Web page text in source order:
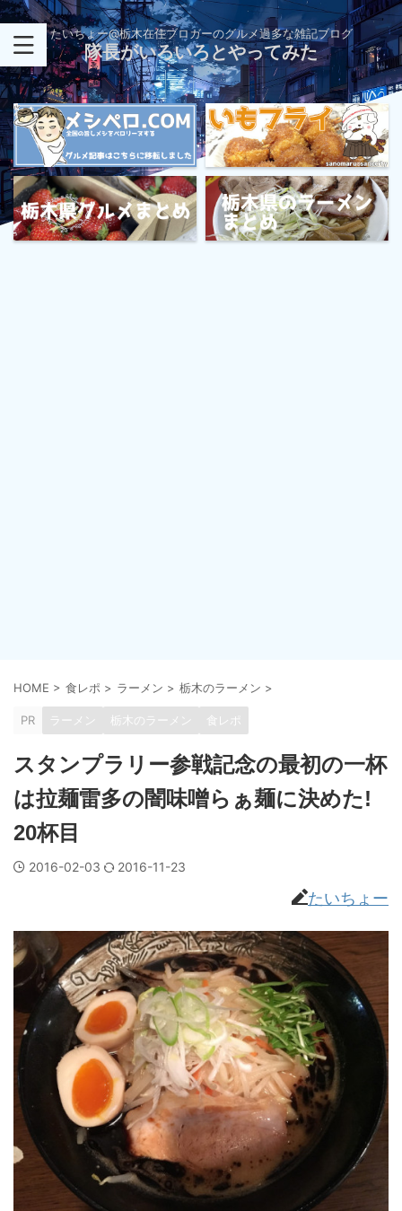
たいちょー@栃木在住ブロガーのグルメ過多な雑記ブログ
隊長がいろいろとやってみた
HOME > 食レポ > ラーメン > 栃木のラーメン >
PR ラーメン 栃木のラーメン 食レポ
スタンプラリー参戦記念の最初の一杯
は拉麺雷多の闇味噌らぁ麺に決めた!
20杯目
2016-02-03 2016-11-23
たいちょー